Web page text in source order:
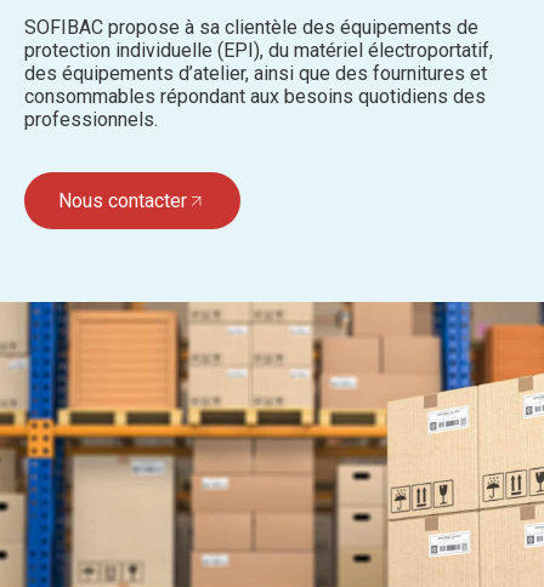
SOFIBAC propose à sa clientèle des équipements de
protection individuelle (EPI), du matériel électroportatif,
des équipements d’atelier, ainsi que des fournitures et
consommables répondant aux besoins quotidiens des
professionnels.
Nous contacter